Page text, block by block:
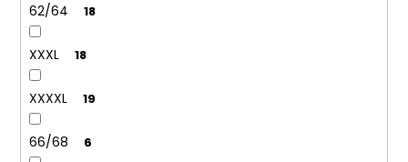
62/64 18
XXXL 18
XXXXL 19
66/68 6